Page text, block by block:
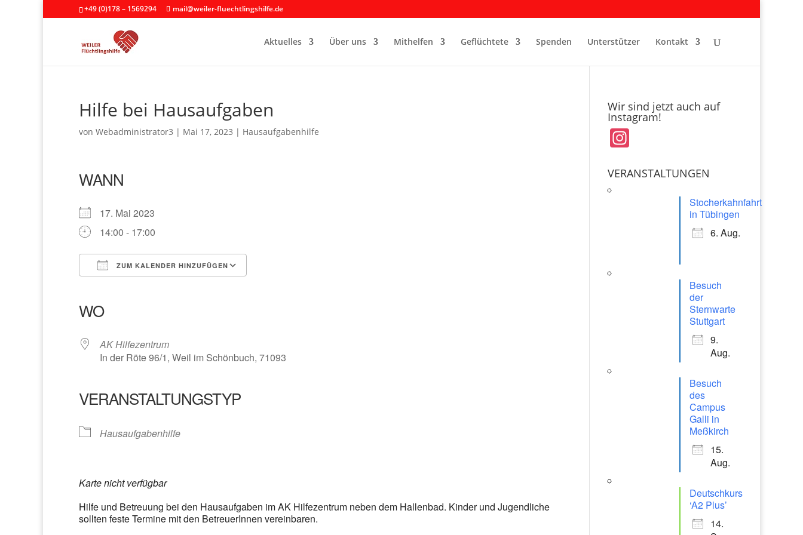
+49 (0)178 – 1569294 mail@weiler-fluechtlingshilfe.de
Aktuelles Über uns Mithelfen Geflüchtete Spenden Unterstützer Kontakt
Hilfe bei Hausaufgaben
von Webadministrator3 | Mai 17, 2023 | Hausaufgabenhilfe
WANN
17. Mai 2023
14:00 - 17:00
ZUM KALENDER HINZUFÜGEN
WO
AK Hilfezentrum
In der Röte 96/1, Weil im Schönbuch, 71093
VERANSTALTUNGSTYP
Hausaufgabenhilfe
Karte nicht verfügbar
Hilfe und Betreuung bei den Hausaufgaben im AK Hilfezentrum neben dem Hallenbad. Kinder und Jugendliche
sollten feste Termine mit den BetreuerInnen vereinbaren.
Wir sind jetzt auch auf
Instagram!
In
a
VERANSTALTUNGEN
Stocherkahnfahrt
in Tübingen
6. Aug.
Besuch
der
Sternwarte
Stuttgart
9.
Aug.
Besuch
des
Campus
Galli in
Meßkirch
15.
Aug.
Deutschkurs
‘A2 Plus’
14.